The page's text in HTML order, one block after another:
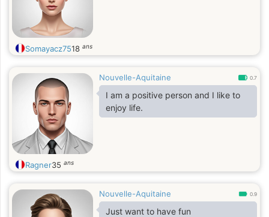
Somayacz7518 ans
Nouvelle-Aquitaine 0.7
I am a positive person and I like to
enjoy life.
Ragner35 ans
Nouvelle-Aquitaine 0.9
Just want to have fun